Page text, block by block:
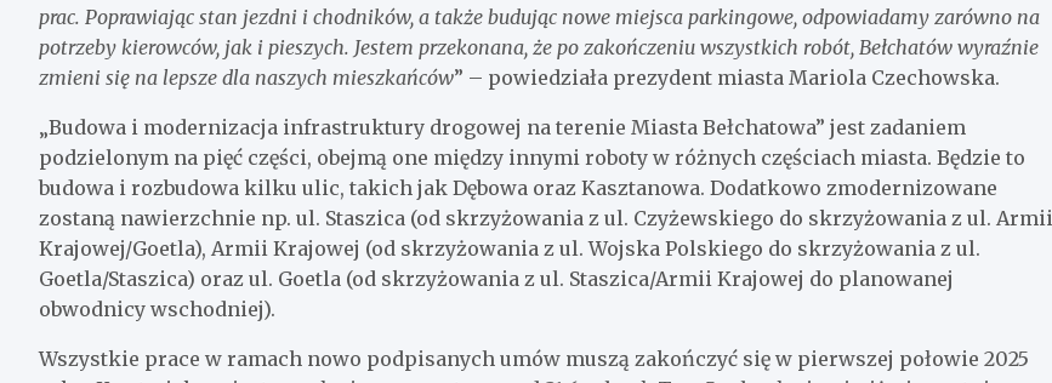
prac. Poprawiając stan jezdni i chodników, a także budując nowe miejsca parkingowe, odpowiadamy zarówno na
potrzeby kierowców, jak i pieszych. Jestem przekonana, że po zakończeniu wszystkich robót, Bełchatów wyraźnie
zmieni się na lepsze dla naszych mieszkańców” – powiedziała prezydent miasta Mariola Czechowska.
„Budowa i modernizacja infrastruktury drogowej na terenie Miasta Bełchatowa” jest zadaniem
podzielonym na pięć części, obejmą one między innymi roboty w różnych częściach miasta. Będzie to
budowa i rozbudowa kilku ulic, takich jak Dębowa oraz Kasztanowa. Dodatkowo zmodernizowane
zostaną nawierzchnie np. ul. Staszica (od skrzyżowania z ul. Czyżewskiego do skrzyżowania z ul. Armii
Krajowej/Goetla), Armii Krajowej (od skrzyżowania z ul. Wojska Polskiego do skrzyżowania z ul.
Goetla/Staszica) oraz ul. Goetla (od skrzyżowania z ul. Staszica/Armii Krajowej do planowanej
obwodnicy wschodniej).
Wszystkie prace w ramach nowo podpisanych umów muszą zakończyć się w pierwszej połowie 2025